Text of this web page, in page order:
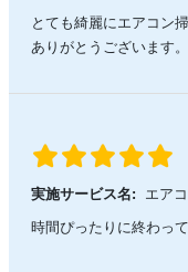
とても綺麗にエアコン
ありがとうございます。
実施サービス名:
エア
時間ぴったりに終わっ